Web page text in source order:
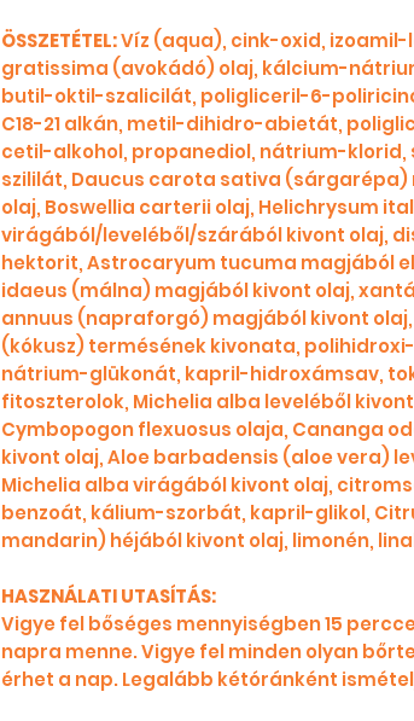
ÖSSZETÉTEL:Víz (aqua), cink-oxid,
gratissima (avokádó) olaj, kálcium-
butil-oktil-szalicilát, poligliceril-6-
C18-21 alkán, metil-dihidro-abietát,
cetil-alkohol, propanediol, nátrium-
szililát, Daucus carota sativa (sárgarépa)
olaj, Boswellia carterii olaj, Helichrysum
virágából/leveléből/szárából kivont olaj,
hektorit, Astrocaryum tucuma magjából
idaeus (málna) magjából kivont olaj,
annuus (napraforgó) magjából kivont
(kókusz) termésének kivonata,
nátrium-glükonát, kapril-hidroxámsav,
fitoszterolok, Michelia alba leveléből
Cymbopogon flexuosus olaja, Cananga
kivont olaj, Aloe barbadensis (aloe vera)
Michelia alba virágából kivont olaj,
benzoát, kálium-szorbát, kapril-glikol,
mandarin) héjából kivont olaj, limonén,
HASZNÁLATI UTASÍTÁS:
Vigye fel bőséges mennyiségben 15
napra menne. Vigye fel minden olyan
érhet a nap. Legalább kétóránként